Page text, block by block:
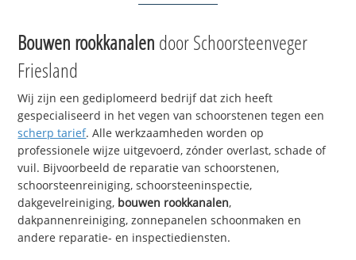
Bouwen rookkanalen door Schoorsteenveger
Friesland
Wij zijn een gediplomeerd bedrijf dat zich heeft
gespecialiseerd in het vegen van schoorstenen tegen een
scherp tarief. Alle werkzaamheden worden op
professionele wijze uitgevoerd, zónder overlast, schade of
vuil. Bijvoorbeeld de reparatie van schoorstenen,
schoorsteenreiniging, schoorsteeninspectie,
dakgevelreiniging, bouwen rookkanalen,
dakpannenreiniging, zonnepanelen schoonmaken en
andere reparatie- en inspectiediensten.